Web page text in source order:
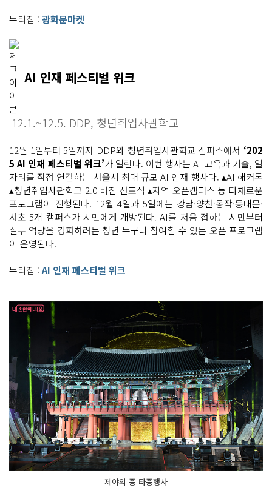
누리집 : 광화문마켓
AI 인재 페스티벌 위크
12.1.~12.5. DDP, 청년취업사관학교
12월 1일부터 5일까지 DDP와 청년취업사관학교 캠퍼스에서 ‘202
5 AI 인재 페스티벌 위크’가 열린다. 이번 행사는 AI 교육과 기술, 일
자리를 직접 연결하는 서울시 최대 규모 AI 인재 행사다. ▴AI 해커톤
▴청년취업사관학교 2.0 비전 선포식 ▴지역 오픈캠퍼스 등 다채로운
프로그램이 진행된다. 12월 4일과 5일에는 강남·양천·동작·동대문·
서초 5개 캠퍼스가 시민에게 개방된다. AI를 처음 접하는 시민부터
실무 역량을 강화하려는 청년 누구나 참여할 수 있는 오픈 프로그램
이 운영된다.
누리집 : AI 인재 페스티벌 위크
제야의 종 타종행사